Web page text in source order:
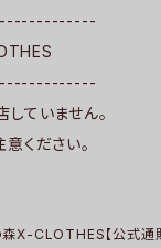
ていません。
意ください。
X-CLOTHES【公式通販